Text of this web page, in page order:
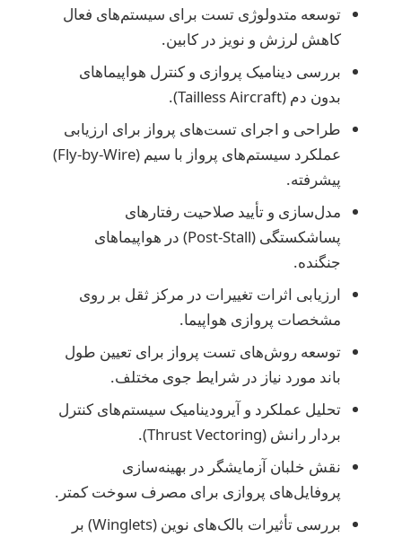
توسعه متدولوژی تست برای سیستم‌های فعال
کاهش لرزش و نویز در کابین.
بررسی دینامیک پروازی و کنترل هواپیماهای
بدون دم (Tailless Aircraft).
طراحی و اجرای تست‌های پرواز برای ارزیابی
عملکرد سیستم‌های پرواز با سیم (Fly-by-Wire)
پیشرفته.
مدل‌سازی و تأیید صلاحیت رفتارهای
پساشکستگی (Post-Stall) در هواپیماهای
جنگنده.
ارزیابی اثرات تغییرات در مرکز ثقل بر روی
مشخصات پروازی هواپیما.
توسعه روش‌های تست پرواز برای تعیین طول
باند مورد نیاز در شرایط جوی مختلف.
تحلیل عملکرد و آیرودینامیک سیستم‌های کنترل
بردار رانش (Thrust Vectoring).
نقش خلبان آزمایشگر در بهینه‌سازی
پروفایل‌های پروازی برای مصرف سوخت کمتر.
بررسی تأثیرات بالک‌های نوین (Winglets) بر